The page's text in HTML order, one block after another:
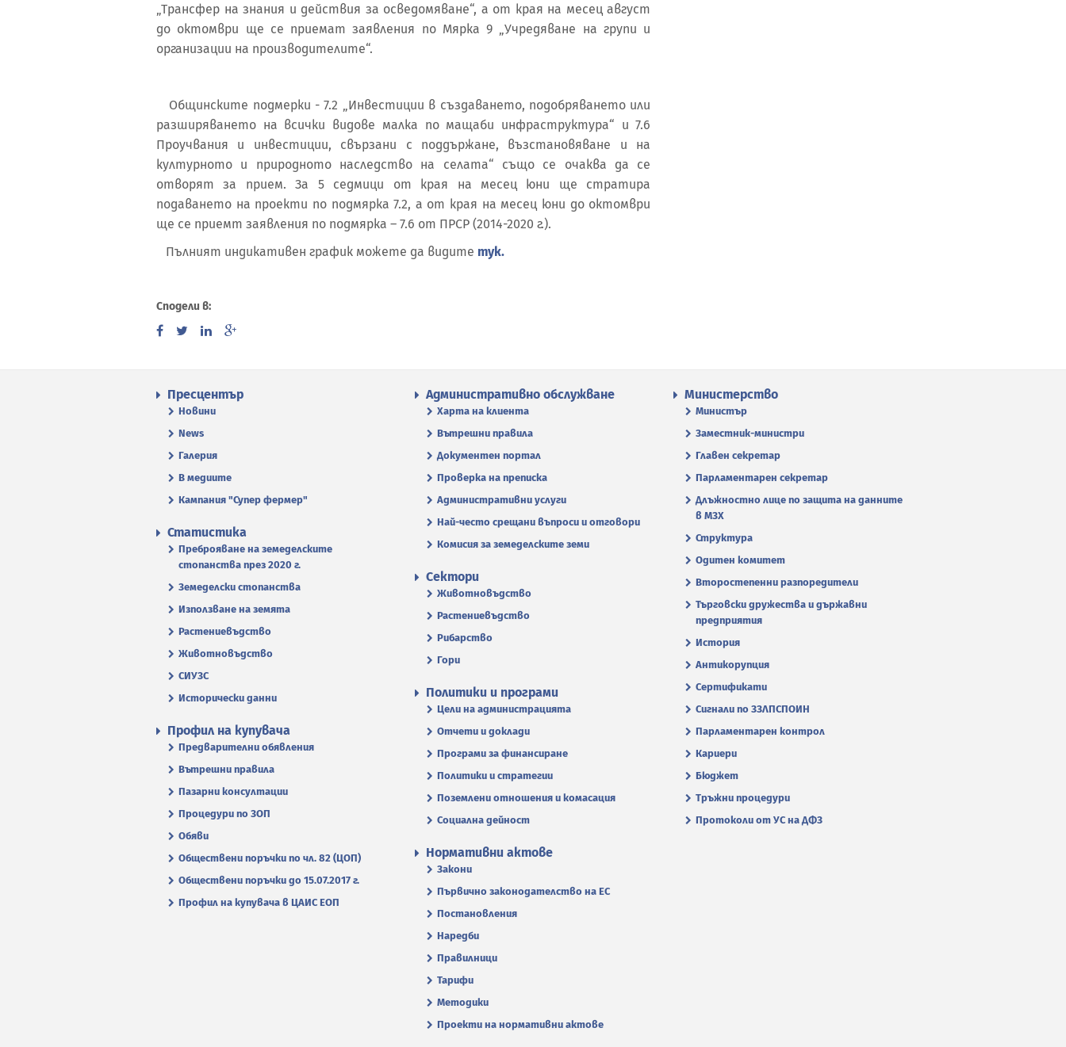
„Трансфер на знания и действия за осведомяване“, а от края на месец август
до октомври ще се приемат заявления по Мярка 9 „Учредяване на групи и
организации на производителите“.
Общинските подмерки - 7.2 „Инвестиции в създаването, подобряването или
разширяването на всички видове малка по мащаби инфраструктура“ и 7.6
Проучвания и инвестиции, свързани с поддържане, възстановяване и на
културното и природното наследство на селата“ също се очаква да се
отворят за прием. За 5 седмици от края на месец юни ще стратира
подаването на проекти по подмярка 7.2, а от края на месец юни до октомври
ще се приемт заявления по подмярка – 7.6 от ПРСР (2014-2020 г.).
Пълният индикативен график можете да видите тук.
Сподели в:
Пресцентър
Новини
News
Галерия
В медиите
Кампания "Супер фермер"
Административно обслужване
Харта на клиента
Вътрешни правила
Документен портал
Проверка на преписка
Административни услуги
Най-често срещани въпроси и отговори
Комисия за земеделските земи
Министерство
Министър
Заместник-министри
Главен секретар
Парламентарен секретар
Длъжностно лице по защита на данните
в МЗХ
Структура
Одитен комитет
Второстепенни разпоредители
Търговски дружества и държавни
предприятия
История
Антикорупция
Сертификати
Сигнали по ЗЗЛПСПОИН
Парламентарен контрол
Кариери
Бюджет
Тръжни процедури
Протоколи от УС на ДФЗ
Статистика
Преброяване на земеделските
стопанства през 2020 г.
Земеделски стопанства
Използване на земята
Растениевъдство
Животновъдство
СИУЗС
Исторически данни
Сектори
Животновъдство
Растениевъдство
Рибарство
Гори
Политики и програми
Цели на администрацията
Отчети и доклади
Програми за финансиране
Политики и стратегии
Поземлени отношения и комасация
Социална дейност
Профил на купувача
Предварителни обявления
Вътрешни правила
Пазарни консултации
Процедури по ЗОП
Обяви
Обществени поръчки по чл. 82 (ЦОП)
Обществени поръчки до 15.07.2017 г.
Профил на купувача в ЦАИС ЕОП
Нормативни актове
Закони
Първично законодателство на ЕС
Постановления
Наредби
Правилници
Тарифи
Методики
Проекти на нормативни актове